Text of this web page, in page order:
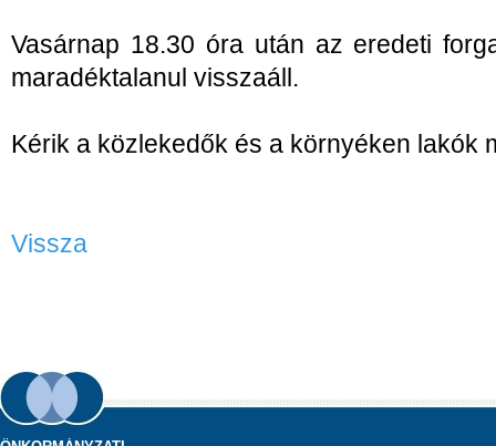
Vasárnap 18.30 óra után az eredeti
maradéktalanul visszaáll.
Kérik a közlekedők és a környéken lakók
Vissza